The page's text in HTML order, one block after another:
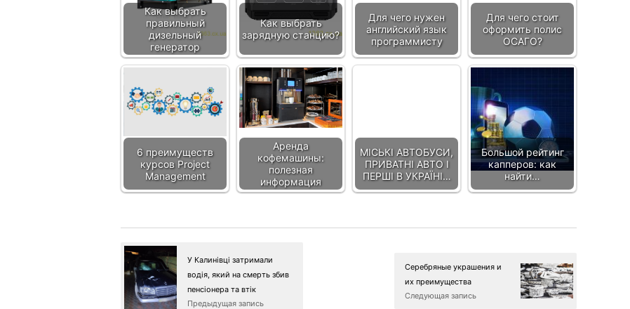
Как выбрать
правильный
дизельный
генератор
Как выбрать
зарядную станцию?
Для чего нужен
английский язык
программисту
Для чего стоит
оформить полис
ОСАГО?
6 преимуществ
курсов Project
Management
Аренда
кофемашины:
полезная
информация
МІСЬКІ АВТОБУСИ,
ПРИВАТНІ АВТО І
ПЕРШІ В УКРАЇНІ…
Большой рейтинг
капперов: как
найти…
У Калинівці затримали
водія, який на смерть збив
пенсіонера та втік
Предыдущая запись
Серебряные украшения и
их преимущества
Следующая запись